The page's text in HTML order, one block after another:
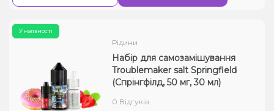
У наявності
Рідини
Набір для самозамішування
Troublemaker salt Springfield
(Спрінгфілд, 50 мг, 30 мл)
0 Відгуків